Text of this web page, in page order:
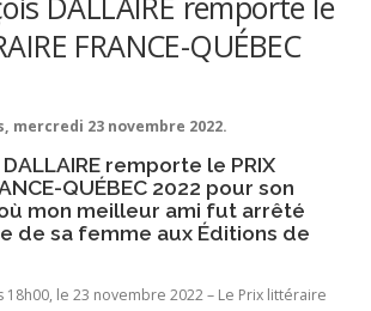
FRANCE-QUÉBEC
mercredi 23 novembre 2022.
remporte le PRIX
QUÉBEC 2022 pour son
mon meilleur ami fut arrêté
de sa femme aux Éditions de
18h00, le 23 novembre 2022 – Le Prix littéraire